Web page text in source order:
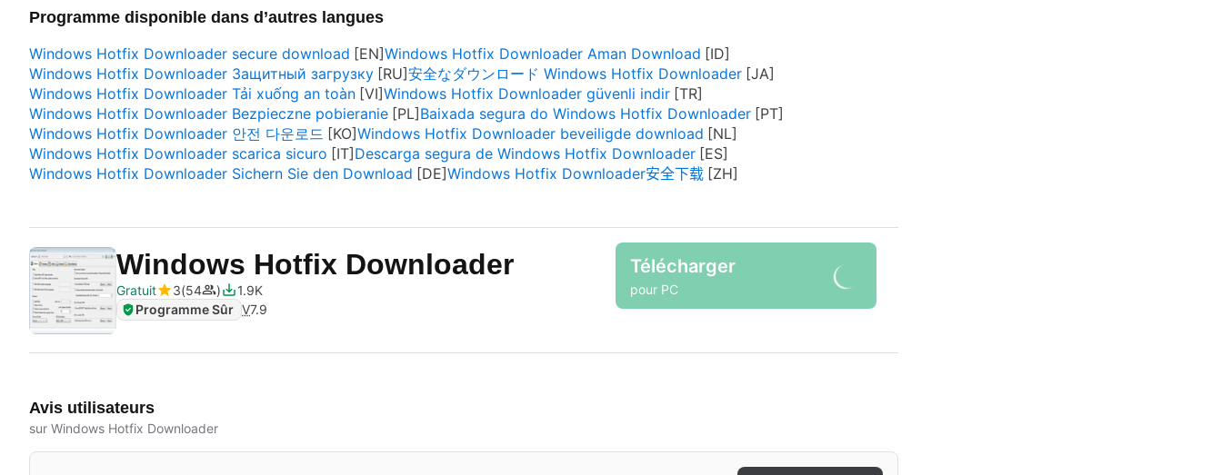
Programme disponible dans d’autres langues
Windows Hotfix Downloader secure download
Windows Hotfix Downloader Aman Download
Windows Hotfix Downloader Защитный загрузку
安全なダウンロード Windows Hotfix Downloader
Windows Hotfix Downloader Tải xuống an toàn
Windows Hotfix Downloader güvenli indir
Windows Hotfix Downloader Bezpieczne pobieranie
Baixada segura do Windows Hotfix Downloader
Windows Hotfix Downloader 안전 다운로드
Windows Hotfix Downloader beveiligde download
Windows Hotfix Downloader scarica sicuro
Descarga segura de Windows Hotfix Downloader
Windows Hotfix Downloader Sichern Sie den Download
Windows Hotfix Downloader安全下载
Windows Hotfix Downloader
Gratuit 3 54
1.9K
Programme Sûr V7.9
Télécharger
pour PC
Avis utilisateurs
sur Windows Hotfix Downloader